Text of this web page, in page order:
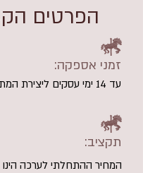
הפרטים
:זמני אספקה
עד 14 ימי עסקים ליצירת המתנה.
:תקציב